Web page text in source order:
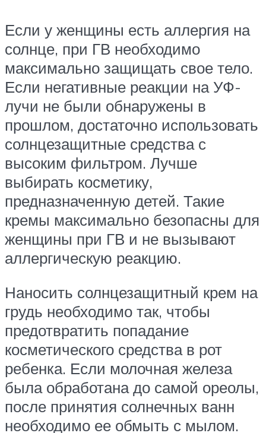
Если у женщины есть аллергия на
солнце, при ГВ необходимо
максимально защищать свое тело.
Если негативные реакции на УФ-
лучи не были обнаружены в
прошлом, достаточно использовать
солнцезащитные средства с
высоким фильтром. Лучше
выбирать косметику,
предназначенную детей. Такие
кремы максимально безопасны для
женщины при ГВ и не вызывают
аллергическую реакцию.
Наносить солнцезащитный крем на
грудь необходимо так, чтобы
предотвратить попадание
косметического средства в рот
ребенка. Если молочная железа
была обработана до самой ореолы,
после принятия солнечных ванн
необходимо ее обмыть с мылом.